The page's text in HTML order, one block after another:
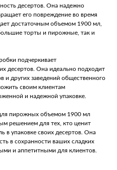
десертов. Она надежно
его повреждение во время
достаточным объемом 1900 мл,
торты и пирожные, так и
подчеркивает
десертов. Она идеально подходит
и других заведений общественного
своим клиентам
и надежной упаковке.
пирожных объемом 1900 мл
решением для тех, кто ценит
в упаковке своих десертов. Она
в сохранности ваших сладких
и аппетитными для клиентов.